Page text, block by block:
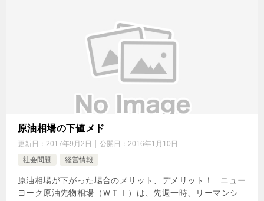
原油相場の下値メド
更新日： 2017年9月2日 公開日： 2016年1月10日
社会問題
経営情報
原油相場が下がった場合のメリット、デメリット！ ニュー
ヨーク原油先物相場（ＷＴＩ）は、先週一時、リーマンシ